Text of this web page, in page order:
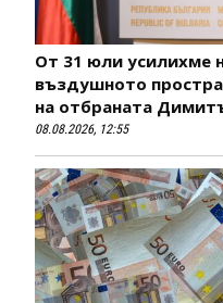
От 31 юли усилихме
въздушното
на отбраната
08.08.2026, 12:55